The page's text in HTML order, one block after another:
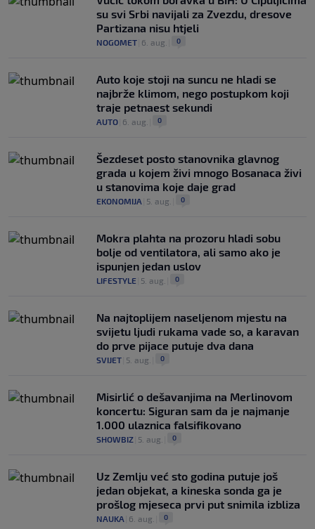
su svi Srbi navijali za Zvezdu, dresove
Partizana nisu htjeli
NOGOMET 6. aug. 0
Auto koje stoji na suncu ne hladi se
najbrže klimom, nego postupkom koji
traje petnaest sekundi
AUTO 6. aug. 0
Šezdeset posto stanovnika glavnog
grada u kojem živi mnogo Bosanaca živi
u stanovima koje daje grad
EKONOMIJA 5. aug. 0
Mokra plahta na prozoru hladi sobu
bolje od ventilatora, ali samo ako je
ispunjen jedan uslov
LIFESTYLE 5. aug. 0
Na najtoplijem naseljenom mjestu na
svijetu ljudi rukama vade so, a karavan
do prve pijace putuje dva dana
SVIJET 5. aug. 0
Misirlić o dešavanjima na Merlinovom
koncertu: Siguran sam da je najmanje
1.000 ulaznica falsifikovano
SHOWBIZ 5. aug. 0
Uz Zemlju već sto godina putuje još
jedan objekat, a kineska sonda ga je
prošlog mjeseca prvi put snimila izbliza
NAUKA 6. aug. 0